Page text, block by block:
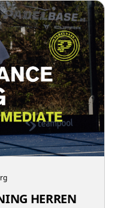
HERREN